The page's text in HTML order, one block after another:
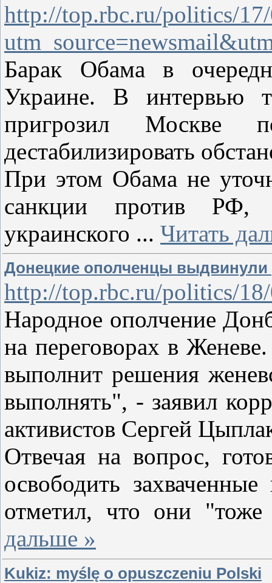
http://top.rbc.ru/politics/
Барак Обама в
Украине. В интервью
пригрозил Москве
дестабилизировать
При этом Обама не
санкции против РФ,
украинского ... Читать
Донецкие ополченцы выдвинули
http://top.rbc.ru/politics/
Народное ополчение
на переговорах в
выполнит решения
выполнять", - заявил
активистов Сергей
Отвечая на вопрос,
освободить
отметил, что они
дальше »
Kukiz: myślę o opuszczeniu Polski